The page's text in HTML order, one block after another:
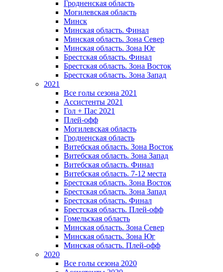
Гродненская область
Могилевская область
Минск
Mинская область. Финал
Минская область. Зона Север
Минская область. Зона Юг
Брестская область. Финал
Брестская область. Зона Восток
Брестская область. Зона Запад
2021
Все голы сезона 2021
Ассистенты 2021
Гол + Пас 2021
Плей-офф
Могилевская область
Гродненская область
Витебская область. Зона Восток
Витебская область. Зона Запад
Витебская область. Финал
Витебская область. 7-12 места
Брестская область. Зона Восток
Брестская область. Зона Запад
Брестская область. Финал
Брестская область. Плей-офф
Гомельская область
Минская область. Зона Север
Минская область. Зона Юг
Минская область. Плей-офф
2020
Все голы сезона 2020